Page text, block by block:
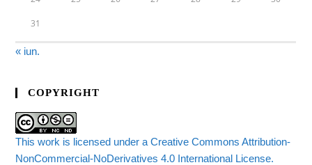
31
« iun.
COPYRIGHT
This work is licensed under a Creative Commons Attribution-
NonCommercial-NoDerivatives 4.0 International License.